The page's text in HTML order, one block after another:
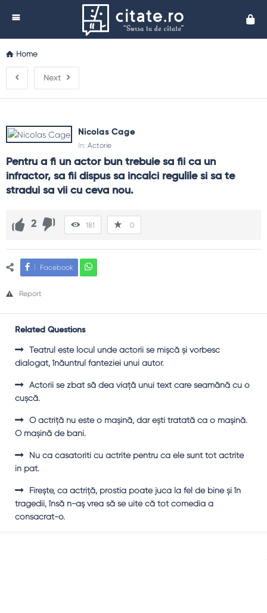
Home
Next
Nicolas Cage
In: Actorie
Pentru a fi un actor bun trebuie sa fii ca un
infractor, sa fii dispus sa incalci regulile si sa te
stradui sa vii cu ceva nou.
2 181 0
Facebook
Report
Related Questions
Teatrul este locul unde actorii se mişcă şi vorbesc
dialogat, înăuntrul fanteziei unui autor.
Actorii se zbat să dea viaţă unui text care seamănă cu o
cuşcă.
O actriţă nu este o maşină, dar eşti tratată ca o maşină.
O maşină de bani.
Nu ca casatoriti cu actrite pentru ca ele sunt tot actrite
in pat.
Fireşte, ca actriţă, prostia poate juca la fel de bine şi în
tragedii, însă n-aş vrea să se uite că tot comedia a
consacrat-o.